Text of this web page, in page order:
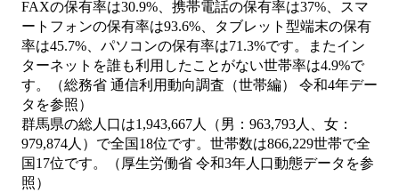
FAXの保有率は30.9%、携帯電話の保有率は37%、スマ
ートフォンの保有率は93.6%、タブレット型端末の保有
率は45.7%、パソコンの保有率は71.3%です。またイン
ターネットを誰も利用したことがない世帯率は4.9%で
す。（総務省 通信利用動向調査（世帯編） 令和4年デー
タを参照）
群馬県の総人口は1,943,667人（男：963,793人、女：
979,874人）で全国18位です。世帯数は866,229世帯で全
国17位です。（厚生労働省 令和3年人口動態データを参
照）